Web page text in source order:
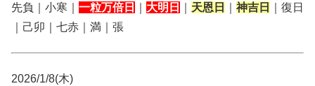
先負｜小寒｜ 一粒万倍日 大明日 天恩日 神吉日
｜復日
｜己卯｜七赤｜満｜張
2026/1/8(木)